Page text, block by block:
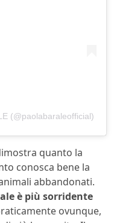
(@paolabaraleofficial)
quanto la
conosca bene la
abbandonati.
è più sorridente
ovunque,